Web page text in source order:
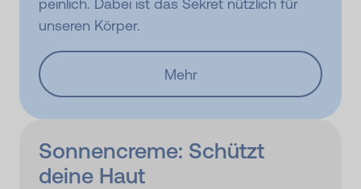
peinlich. Dabei ist das Sekret nützlich für
unseren Körper.
Mehr
Sonnencreme: Schützt
deine Haut